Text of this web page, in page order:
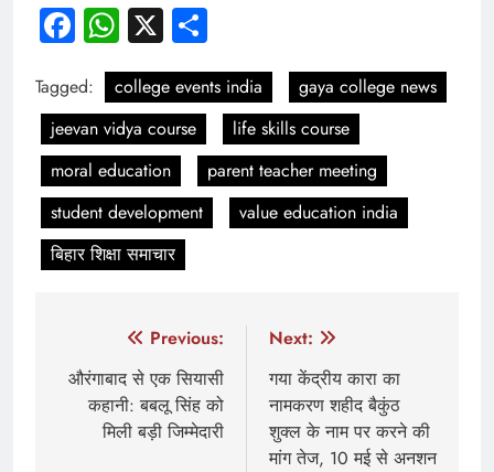
Facebook
WhatsApp
X
Tagged: college events india
gaya college news
jeevan vidya course
life skills course
moral education
parent teacher meeting
student development
value education india
बिहार शिक्षा समाचार
navigation
Previous:
औरंगाबाद से एक सियासी
कहानी: बबलू सिंह को
मिली बड़ी जिम्मेदारी
Next:
गया केंद्रीय कारा का
नामकरण शहीद बैकुंठ
शुक्ल के नाम पर करने की
मांग तेज, 10 मई से अनशन